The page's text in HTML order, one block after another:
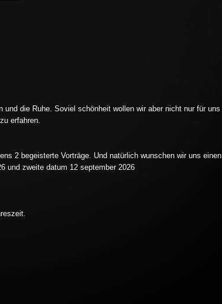
die Ruhe. Soviel schönheit wollen wir aber nicht nur für uns
erfahren.
2 begeisterte Vorträge. Und natürlich wunschen wir uns einen
und zweite datum 12 september 2026